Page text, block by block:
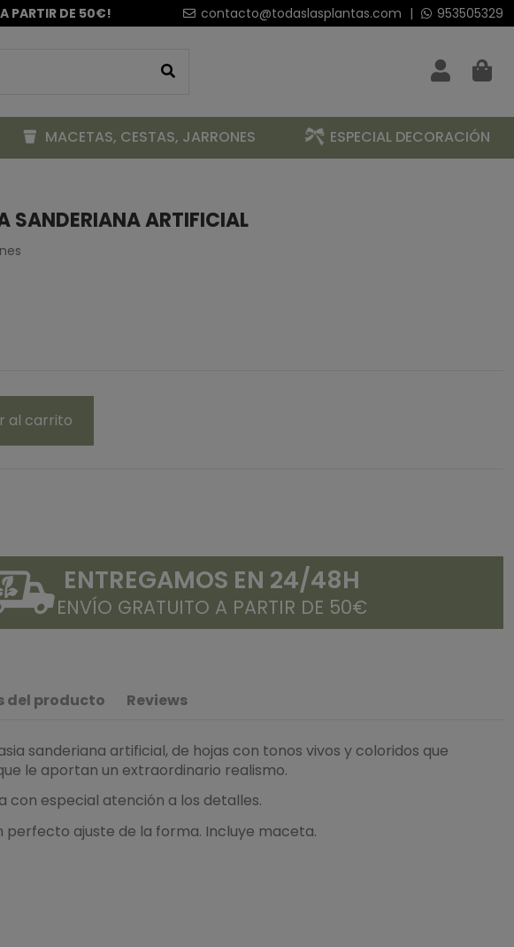
PARTIR DE 50€! contacto@todaslasplantas.com | 953505329
MACETAS, CESTAS, JARRONES ESPECIAL DECORACIÓN
SANDERIANA ARTIFICIAL
al carrito
ENTREGAMOS EN 24/48H
ENVÍO GRATUITO A PARTIR DE 50€
del producto Reviews
sanderiana artificial, de hojas con tonos vivos y coloridos que
le aportan un extraordinario realismo.
con especial atención a los detalles.
perfecto ajuste de la forma. Incluye maceta.